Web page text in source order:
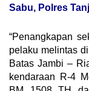
Sabu, Polres
“Penangkapan
pelaku melintas
Batas Jambi –
kendaraan R-4